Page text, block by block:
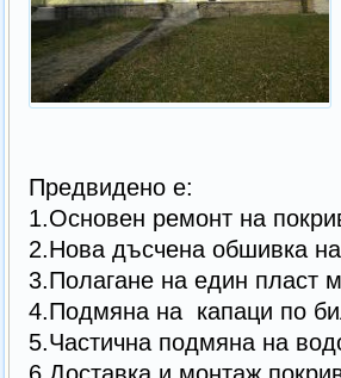
Предвидено е:
1.Основен ремонт на
2.Нова дъсчена обшивка
3.Полагане на един пласт
4.Подмяна на капаци по
5.Частична подмяна на